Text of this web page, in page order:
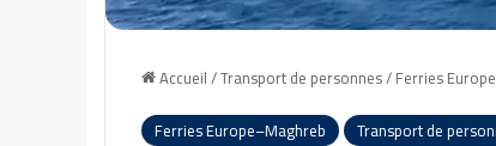
Accueil/Transport de personnes/Ferries
Ferries Europe–Maghreb
Transport de